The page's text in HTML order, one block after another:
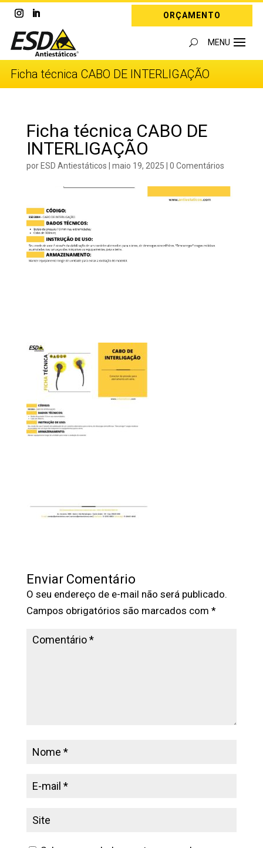
ORÇAMENTO
Ficha técnica CABO DE INTERLIGAÇÃO
Ficha técnica CABO DE
INTERLIGAÇÃO
porESD Antiestáticos | maio 19, 2025 | 0 Comentários
Enviar Comentário
O seu endereço de e-mail não será publicado.
Campos obrigatórios são marcados com *